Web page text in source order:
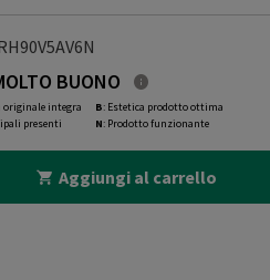
BUONO
originale integra
presenti
B: Estetica prodotto ottima
N: Prodotto funzionante
Aggiungi al carrello